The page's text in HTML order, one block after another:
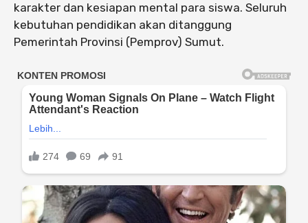
karakter dan kesiapan mental para siswa. Seluruh
kebutuhan pendidikan akan ditanggung
Pemerintah Provinsi (Pemprov) Sumut.